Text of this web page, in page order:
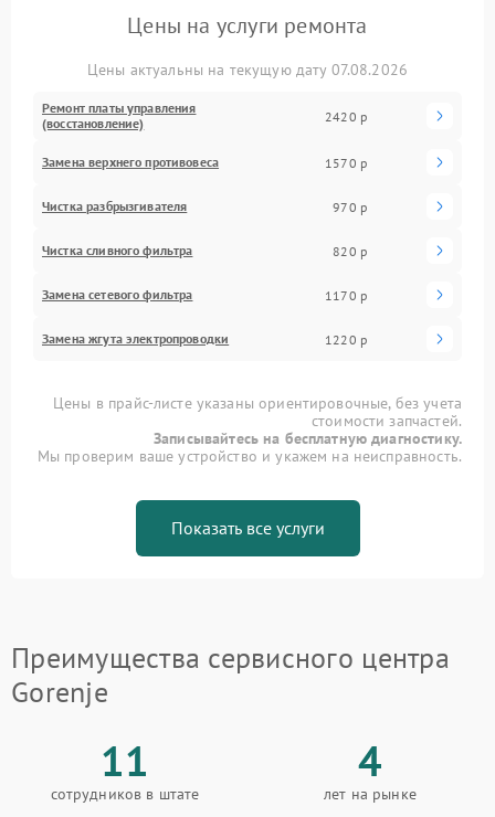
Цены на услуги ремонта
Цены актуальны на текущую дату 07.08.2026
Ремонт платы управления
(восстановление)
2420 р
Замена верхнего противовеса 1570 р
Чистка разбрызгивателя 970 р
Чистка сливного фильтра 820 р
Замена сетевого фильтра 1170 р
Замена жгута электропроводки 1220 р
Цены в прайс-листе указаны ориентировочные, без учета
стоимости запчастей.
Записывайтесь на бесплатную диагностику.
Мы проверим ваше устройство и укажем на неисправность.
Показать все услуги
Преимущества сервисного центра
Gorenje
11
сотрудников в штате
4
лет на рынке